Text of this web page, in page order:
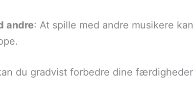
andre: At spille med andre musikere
du gradvist forbedre dine